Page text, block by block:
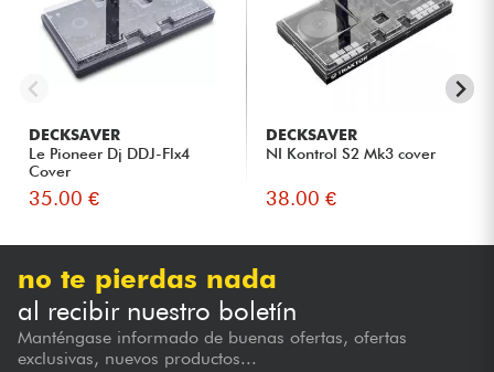
DECKSAVER
Le Pioneer Dj DDJ-Flx4
Cover
35.00 €
DECKSAVER
NI Kontrol S2 Mk3 cover
38.00 €
no te pierdas nada
al recibir nuestro boletín
Manténgase informado de buenas ofertas, ofertas
exclusivas, nuevos productos...